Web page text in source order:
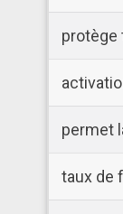
protège
permet
taux de